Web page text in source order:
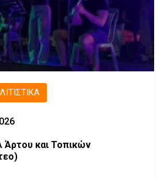
Άρτου και Τοπικών